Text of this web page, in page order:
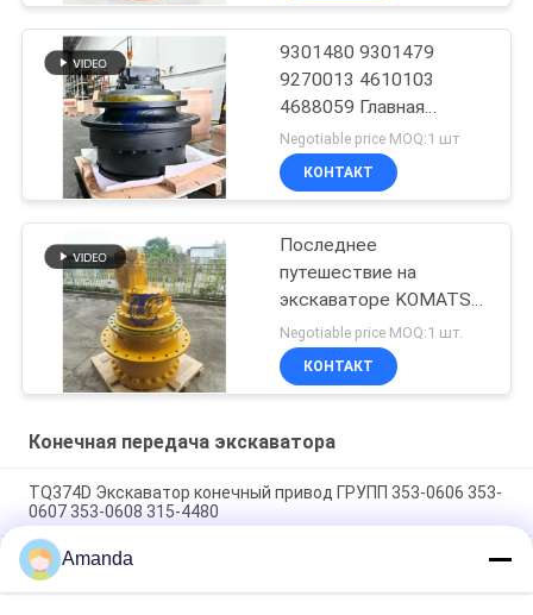
9301480 9301479
9270013 4610103
4688059 Главная
передача в сборе
Negotiable price MOQ:1 шт
КОНТАКТ
Последнее
путешествие на
экскаваторе KOMATSU
WA100-5
Negotiable price MOQ:1 шт.
КОНТАКТ
Конечная передача экскаватора
TQ374D Экскаватор конечный привод ГРУПП 353-0606 353-
0607 353-0608 315-4480
353-0528 333-3036 Экскаватор конечный привод
двигатель гидравлический фит TQ345D TQ349D
Amanda